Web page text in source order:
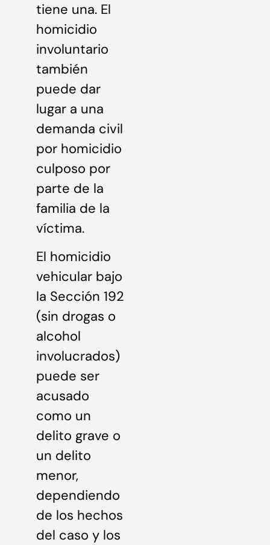
tiene una. El
homicidio
involuntario
también
puede dar
lugar a una
demanda civil
por homicidio
culposo por
parte de la
familia de la
víctima.
El homicidio
vehicular bajo
la Sección 192
(sin drogas o
alcohol
involucrados)
puede ser
acusado
como un
delito grave o
un delito
menor,
dependiendo
de los hechos
del caso y los